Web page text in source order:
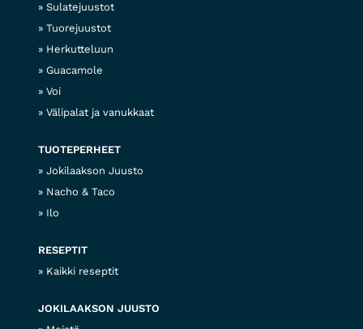
Sulatejuustot
Tuorejuustot
Herkutteluun
Guacamole
Voi
Välipalat ja vanukkaat
TUOTEPERHEET
Jokilaakson Juusto
Nacho & Taco
Ilo
RESEPTIT
Kaikki reseptit
JOKILAAKSON JUUSTO